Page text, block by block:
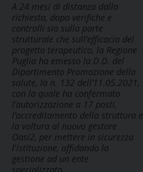
A 24 mesi di distanza dalla
richiesta, dopo verifiche e
controlli sia sulla parte
strutturale che sull’efficacia del
progetto terapeutico, la Regione
Puglia ha emesso la D.D. del
Dipartimento Promozione della
salute, la n. 132 dell’11.05.2021,
con la quale ha confermato
l’autorizzazione a 17 posti,
l’accreditamento della struttura e
la voltura al nuovo gestore
Oasi2, per mettere in sicurezza
l'istituzione, affidando la
gestione ad un ente
specializzato.